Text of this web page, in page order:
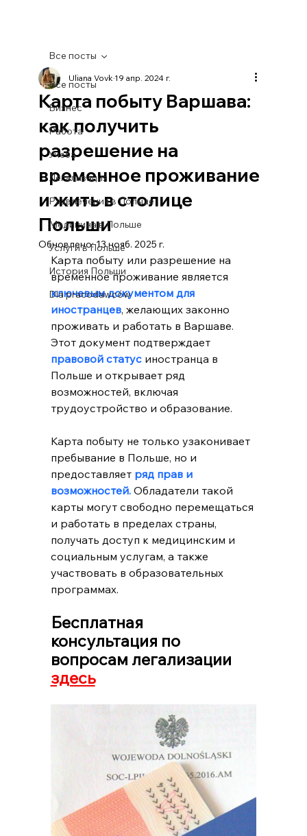
Все посты
Бизнес
Работа
Учеба
Легализация
Развлечения в Польше
Медицина в Польше
Услуги в Польше
История Польши
Dla pracodawców
Все посты
Карта побыту Варшава:
как получить
разрешение на
временное проживание
и жить в столице
Польши
Uliana Vovk19 апр. 2024 г.
Обновлено:13 нояб. 2025 г.
Карта побыту или разрешение на
временное проживание является
ключевым документом для
иностранцев, желающих законно
проживать и работать в Варшаве.
Этот документ подтверждает
правовой статус иностранца в
Польше и открывает ряд
возможностей, включая
трудоустройство и образование.
Карта побыту не только узаконивает
пребывание в Польше, но и
предоставляет ряд прав и
возможностей. Обладатели такой
карты могут свободно перемещаться
и работать в пределах страны,
получать доступ к медицинским и
социальным услугам, а также
участвовать в образовательных
программах.
Бесплатная
консультация по
вопросам легализации
здесь